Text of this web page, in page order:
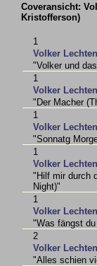
Coveransicht:
Kristofferson)
1
Volker
"Volker und
1
Volker
"Der Macher
1
Volker
"Sonnatg
1
Volker
"Hilf mir durch
Night)"
1
Volker
"Was fängst du
2
Volker
"Alles schien